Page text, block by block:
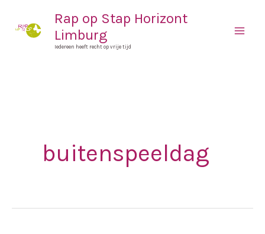
naar
Rap op Stap Horizont
Limburg
Iedereen heeft recht op vrije tijd
buitenspeeldag